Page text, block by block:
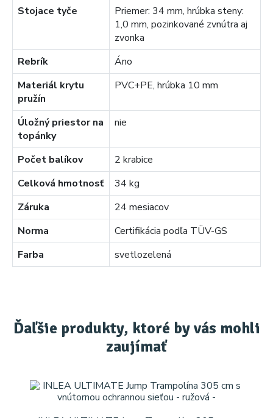
Stojace tyče
Priemer: 34 mm, hrúbka steny:
1,0 mm, pozinkované zvnútra aj
zvonka
Rebrík
Áno
Materiál krytu
pružín
PVC+PE, hrúbka 10 mm
Úložný priestor na
topánky
nie
Počet balíkov
2 krabice
Celková hmotnosť
34 kg
Záruka
24 mesiacov
Norma
Certifikácia podľa TÜV-GS
Farba
svetlozelená
Ďaľšie produkty, ktoré by vás mohli
zaujímať